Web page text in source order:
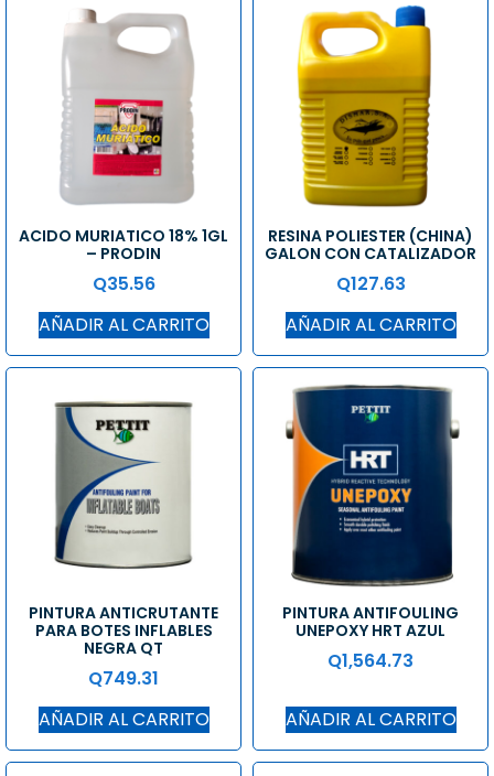
ACIDO MURIATICO 18% 1GL
– PRODIN
Q35.56
AÑADIR AL CARRITO
RESINA POLIESTER (CHINA)
GALON CON CATALIZADOR
Q127.63
AÑADIR AL CARRITO
PINTURA ANTICRUTANTE
PARA BOTES INFLABLES
NEGRA QT
Q749.31
AÑADIR AL CARRITO
PINTURA ANTIFOULING
UNEPOXY HRT AZUL
Q1,564.73
AÑADIR AL CARRITO